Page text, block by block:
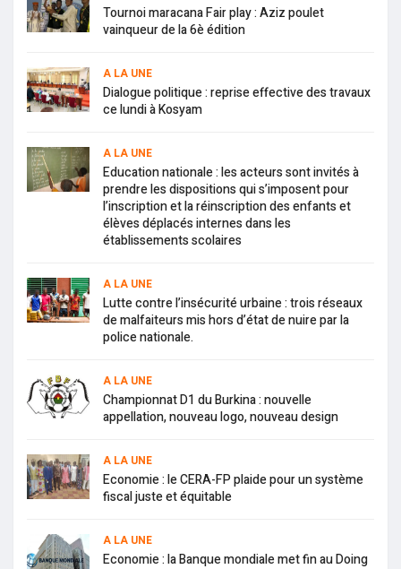
Tournoi maracana Fair play : Aziz poulet
vainqueur de la 6è édition
A LA UNE
Dialogue politique : reprise effective des travaux
ce lundi à Kosyam
A LA UNE
Education nationale : les acteurs sont invités à
prendre les dispositions qui s’imposent pour
l’inscription et la réinscription des enfants et
élèves déplacés internes dans les
établissements scolaires
A LA UNE
Lutte contre l’insécurité urbaine : trois réseaux
de malfaiteurs mis hors d’état de nuire par la
police nationale.
A LA UNE
Championnat D1 du Burkina : nouvelle
appellation, nouveau logo, nouveau design
A LA UNE
Economie : le CERA-FP plaide pour un système
fiscal juste et équitable
A LA UNE
Economie : la Banque mondiale met fin au Doing